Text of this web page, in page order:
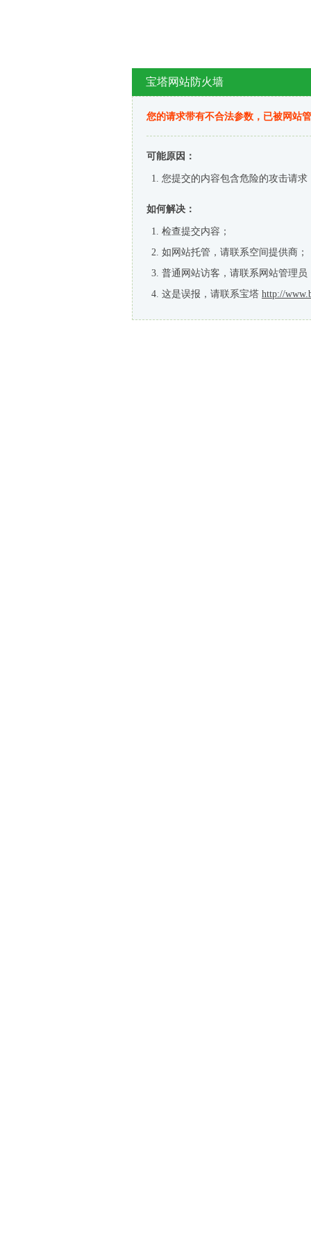
宝塔网站防火墙
您的请求带有不合法参数，已被网站
可能原因：
您提交的内容包含危险的攻击请求
如何解决：
检查提交内容；
如网站托管，请联系空间提供商；
普通网站访客，请联系网站管理员
这是误报，请联系宝塔 http://